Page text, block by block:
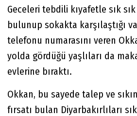
Geceleri tebdili kıyafetle sık
bulunup sokakta karşılaştığı
telefonu numarasını veren
yolda gördüğü yaşlıları da
evlerine bıraktı.
Okkan, bu sayede talep ve
fırsatı bulan Diyarbakırlıları